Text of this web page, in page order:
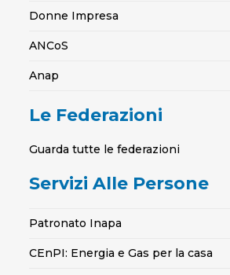
Donne Impresa
ANCoS
Anap
Le Federazioni
Guarda tutte le federazioni
Servizi Alle Persone
Patronato Inapa
CEnPI: Energia e Gas per la casa